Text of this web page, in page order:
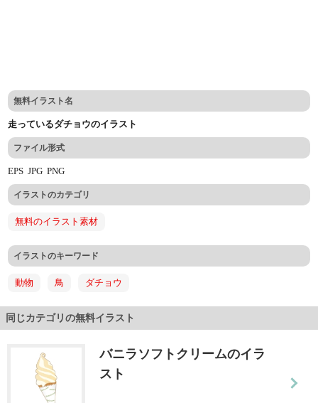
無料イラスト名
走っているダチョウのイラスト
ファイル形式
EPSJPGPNG
イラストのカテゴリ
無料のイラスト素材
イラストのキーワード
動物 鳥 ダチョウ
同じカテゴリの無料イラスト
バニラソフトクリームのイラ
スト